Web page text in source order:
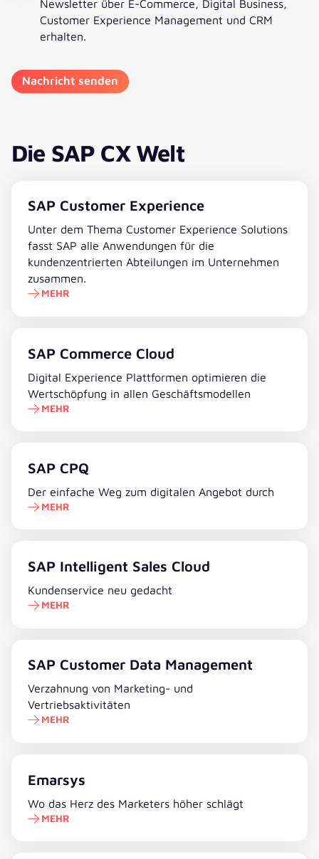
Newsletter über E-Commerce, Digital Business,
Customer Experience Management und CRM
erhalten.
Die SAP CX Welt
SAP Customer Experience
Unter dem Thema Customer Experience Solutions
fasst SAP alle Anwendungen für die
kundenzentrierten Abteilungen im Unternehmen
zusammen.
MEHR
Mehr erfahren
SAP Commerce Cloud
Digital Experience Plattformen optimieren die
Wertschöpfung in allen Geschäftsmodellen
MEHR
Mehr erfahren
SAP CPQ
Der einfache Weg zum digitalen Angebot durch
MEHR
Mehr erfahren
SAP Intelligent Sales Cloud
Kundenservice neu gedacht
MEHR
Mehr erfahren
SAP Customer Data Management
Verzahnung von Marketing- und
Vertriebsaktivitäten
MEHR
Mehr erfahren
Emarsys
Wo das Herz des Marketers höher schlägt
MEHR
Mehr erfahren